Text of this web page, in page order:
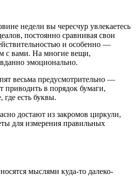
недели вы чересчур увлекаетесь
постоянно сравнивая свои
и особенно —
с вами. На многие вещи,
эмоционально.
весьма предусмотрительно —
приводить в порядок бумаги,
есть буквы.
достают из закромов циркули,
для измерения правильных
мыслями куда-то далеко-